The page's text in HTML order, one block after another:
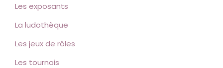
Les exposants
La ludothèque
Les jeux de rôles
Les tournois